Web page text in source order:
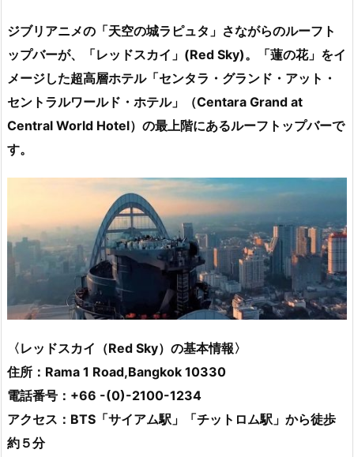
ジブリアニメの「天空の城ラピュタ」さながらのルーフト
ップバーが、「レッドスカイ」(Red Sky)。「蓮の花」をイ
メージした超高層ホテル「センタラ・グランド・アット・
セントラルワールド・ホテル」（Centara Grand at
Central World Hotel）の最上階にあるルーフトップバーで
す。
〈レッドスカイ（Red Sky）の基本情報〉
住所：Rama 1 Road,Bangkok 10330
電話番号：+66 -(0)-2100-1234
アクセス：BTS「サイアム駅」「チットロム駅」から徒歩
約５分